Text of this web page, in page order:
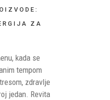
ZA
kada se
tempom
zdravlje
jedan. Revita